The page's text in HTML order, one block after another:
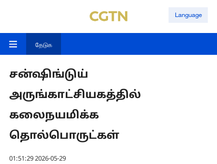
Language
தேடுக
சன்ஷிங்டுய்
அருங்காட்சியகத்தில்
கலைநயமிக்க
தொல்பொருட்கள்
01:51:29 2026-05-29